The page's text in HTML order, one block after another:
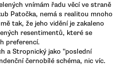
vnímám řadu věcí ve straně
Patočka, nemá s realitou mnoho
tak, že jeho vidění je zakaleno
resentimentů, které se
preferencí.
a Stropnický jako "poslední
černobílé schéma, nic víc.